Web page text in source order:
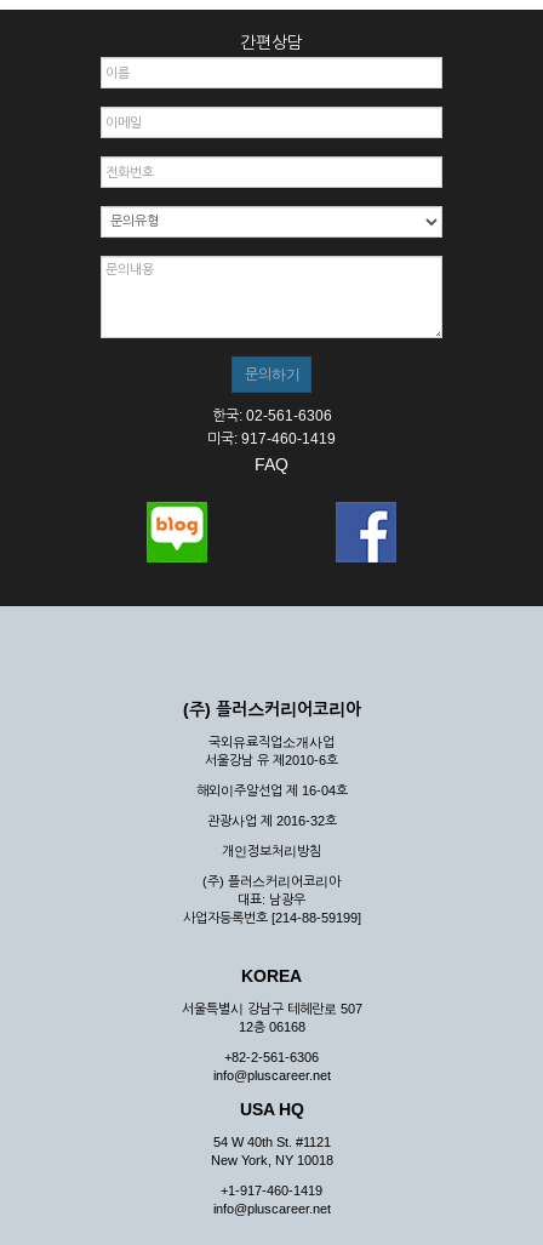
간편상담
한국: 02-561-6306
미국: 917-460-1419
FAQ
(주) 플러스커리어코리아
국외유료직업소개사업
서울강남 유 제2010-6호
해외이주알선업 제 16-04호
관광사업 제 2016-32호
개인정보처리방침
(주) 플러스커리어코리아
대표: 남광우
사업자등록번호 [214-88-59199]
KOREA
서울특별시 강남구 테헤란로 507
12층 06168
+82-2-561-6306
info@pluscareer.net
USA HQ
54 W 40th St. #1121
New York, NY 10018
+1-917-460-1419
info@pluscareer.net